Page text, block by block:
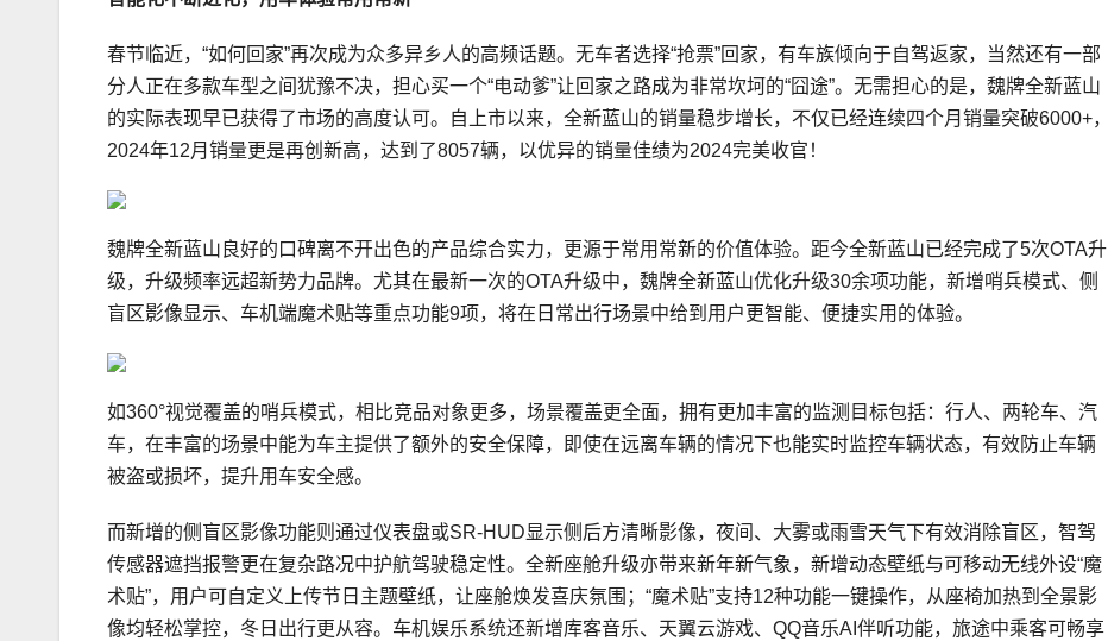
春节临近，“如何回家”再次成为众多异乡人的高频话题。无车者选择“抢票”回家，有车族倾向于自驾返家，当然还有一部
分人正在多款车型之间犹豫不决，担心买一个“电动爹”让回家之路成为非常坎坷的“囧途”。无需担心的是，魏牌全新蓝山
的实际表现早已获得了市场的高度认可。自上市以来，全新蓝山的销量稳步增长，不仅已经连续四个月销量突破6000+，
2024年12月销量更是再创新高，达到了8057辆，以优异的销量佳绩为2024完美收官！
魏牌全新蓝山良好的口碑离不开出色的产品综合实力，更源于常用常新的价值体验。距今全新蓝山已经完成了5次OTA升
级，升级频率远超新势力品牌。尤其在最新一次的OTA升级中，魏牌全新蓝山优化升级30余项功能，新增哨兵模式、侧
盲区影像显示、车机端魔术贴等重点功能9项，将在日常出行场景中给到用户更智能、便捷实用的体验。
如360°视觉覆盖的哨兵模式，相比竞品对象更多，场景覆盖更全面，拥有更加丰富的监测目标包括：行人、两轮车、汽
车，在丰富的场景中能为车主提供了额外的安全保障，即使在远离车辆的情况下也能实时监控车辆状态，有效防止车辆
被盗或损坏，提升用车安全感。
而新增的侧盲区影像功能则通过仪表盘或SR-HUD显示侧后方清晰影像，夜间、大雾或雨雪天气下有效消除盲区，智驾
传感器遮挡报警更在复杂路况中护航驾驶稳定性。全新座舱升级亦带来新年新气象，新增动态壁纸与可移动无线外设“魔
术贴”，用户可自定义上传节日主题壁纸，让座舱焕发喜庆氛围；“魔术贴”支持12种功能一键操作，从座椅加热到全景影
像均轻松掌控，冬日出行更从容。车机娱乐系统还新增库客音乐、天翼云游戏、QQ音乐AI伴听功能，旅途中乘客可畅享